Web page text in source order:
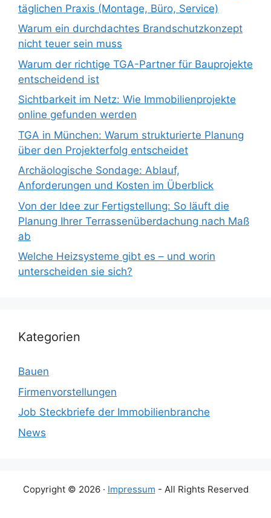
täglichen Praxis (Montage, Büro, Service)
Warum ein durchdachtes Brandschutzkonzept
nicht teuer sein muss
Warum der richtige TGA-Partner für Bauprojekte
entscheidend ist
Sichtbarkeit im Netz: Wie Immobilienprojekte
online gefunden werden
TGA in München: Warum strukturierte Planung
über den Projekterfolg entscheidet
Archäologische Sondage: Ablauf,
Anforderungen und Kosten im Überblick
Von der Idee zur Fertigstellung: So läuft die
Planung Ihrer Terrassenüberdachung nach Maß
ab
Welche Heizsysteme gibt es – und worin
unterscheiden sie sich?
Kategorien
Bauen
Firmenvorstellungen
Job Steckbriefe der Immobilienbranche
News
Copyright © 2026 · Impressum - All Rights Reserved